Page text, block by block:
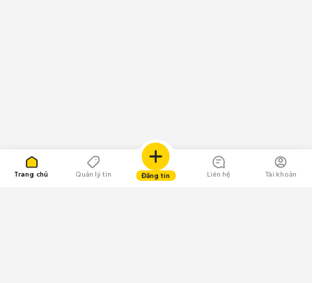
Trang chủ Quản lý tin Đăng tin Liên hệ Tài khoản